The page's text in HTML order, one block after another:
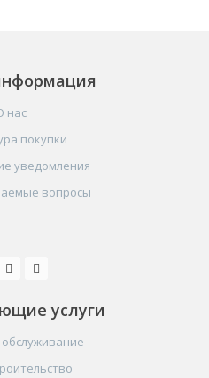
нас
покупки
уведомления
вопросы
услуги